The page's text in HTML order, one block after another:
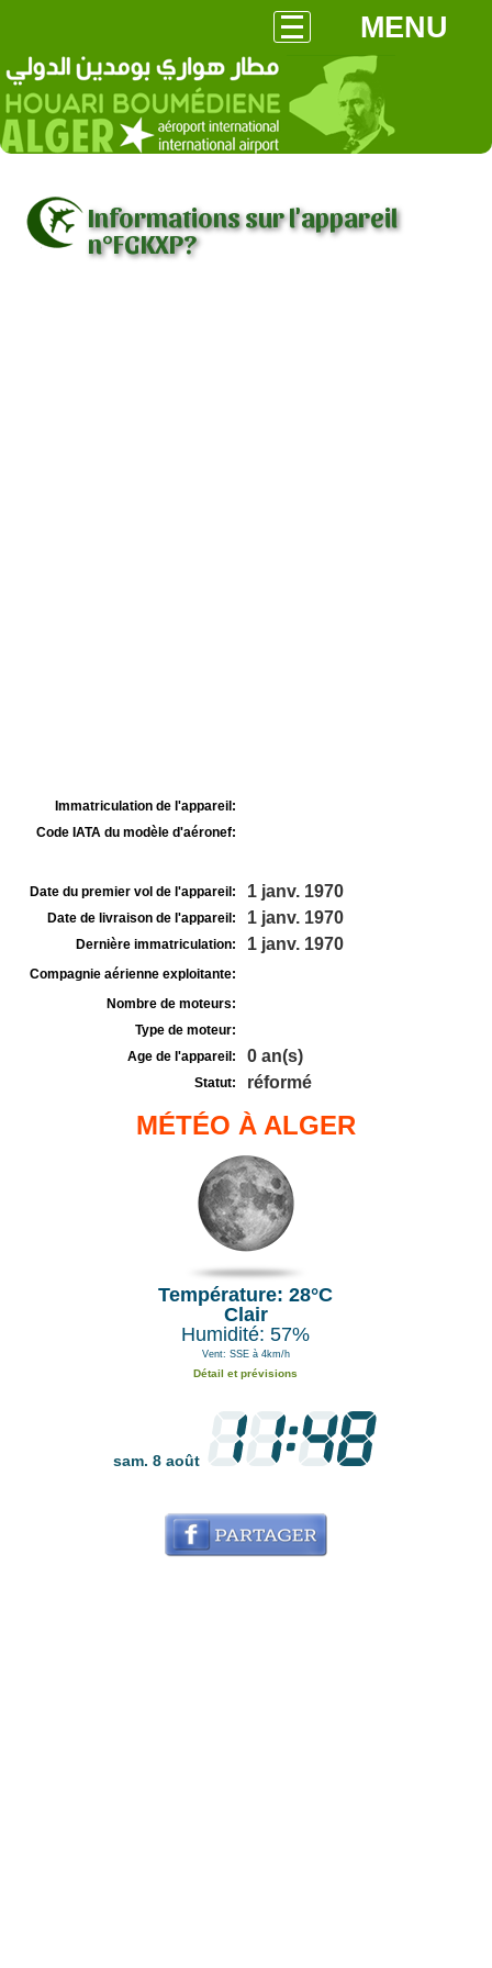
MENU
Informations sur l'appareil
n°FGKXP?
Immatriculation de l'appareil:
Code IATA du modèle d'aéronef:
Date du premier vol de l'appareil: 1 janv. 1970
Date de livraison de l'appareil: 1 janv. 1970
Dernière immatriculation: 1 janv. 1970
Compagnie aérienne exploitante:
Nombre de moteurs:
Type de moteur:
Age de l'appareil:
0 an(s)
Statut: réformé
MÉTÉO À ALGER
Température: 28°C
Clair
Humidité: 57%
Vent: SSE à 4km/h
Détail et prévisions
sam. 8 août